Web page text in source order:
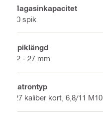
Magasinkapacitet
10 spik
Spiklängd
12 - 27 mm
Patrontyp
.27 kaliber kort, 6,8/11 M10